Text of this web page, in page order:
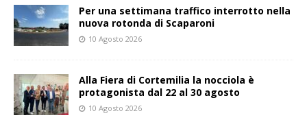
Per una settimana traffico interrotto nella
nuova rotonda di Scaparoni
10 Agosto 2026
Alla Fiera di Cortemilia la nocciola è
protagonista dal 22 al 30 agosto
10 Agosto 2026